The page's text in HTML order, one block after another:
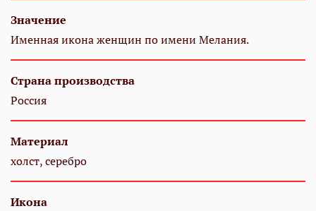
Значение
Именная икона женщин по имени Мелания.
Страна производства
Россия
Материал
холст, серебро
Икона